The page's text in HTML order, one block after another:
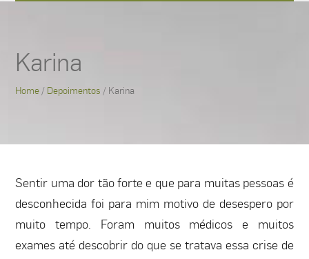
Karina
Home / Depoimentos / Karina
Sentir uma dor tão forte e que para muitas pessoas é
desconhecida foi para mim motivo de desespero por
muito tempo. Foram muitos médicos e muitos
exames até descobrir do que se tratava essa crise de